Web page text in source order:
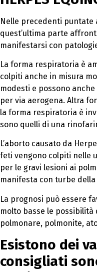
Nelle precedenti puntate
quest’ultima parte
manifestarsi con
La forma respiratoria è
colpiti anche in misura
modesti e possono
per via aerogena. Altra
la forma respiratoria è
sono quelli di una
L’aborto causato da
feti vengono colpiti nelle
per le gravi lesioni ai
manifesta con turbe
La prognosi può essere
molto basse le
polmonare, polmonite,
Esistono dei
consigliati